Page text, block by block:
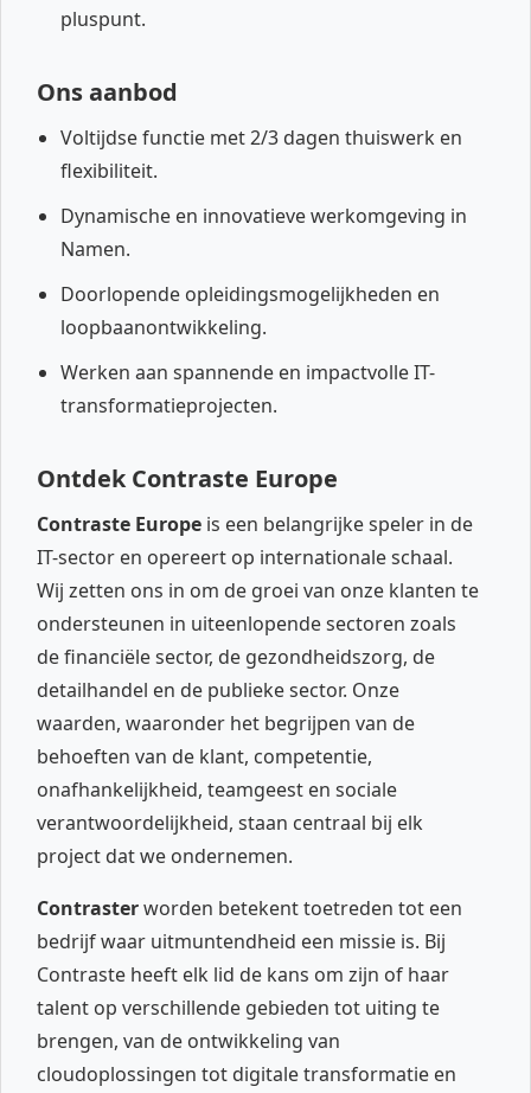
pluspunt.
Ons aanbod
Voltijdse functie met 2/3 dagen thuiswerk en
flexibiliteit.
Dynamische en innovatieve werkomgeving in
Namen.
Doorlopende opleidingsmogelijkheden en
loopbaanontwikkeling.
Werken aan spannende en impactvolle IT-
transformatieprojecten.
Ontdek Contraste Europe
Contraste Europe is een belangrijke speler in de
IT-sector en opereert op internationale schaal.
Wij zetten ons in om de groei van onze klanten te
ondersteunen in uiteenlopende sectoren zoals
de financiële sector, de gezondheidszorg, de
detailhandel en de publieke sector. Onze
waarden, waaronder het begrijpen van de
behoeften van de klant, competentie,
onafhankelijkheid, teamgeest en sociale
verantwoordelijkheid, staan centraal bij elk
project dat we ondernemen.
Contrasterworden betekent toetreden tot een
bedrijf waar uitmuntendheid een missie is. Bij
Contraste heeft elk lid de kans om zijn of haar
talent op verschillende gebieden tot uiting te
brengen, van de ontwikkeling van
cloudoplossingen tot digitale transformatie en